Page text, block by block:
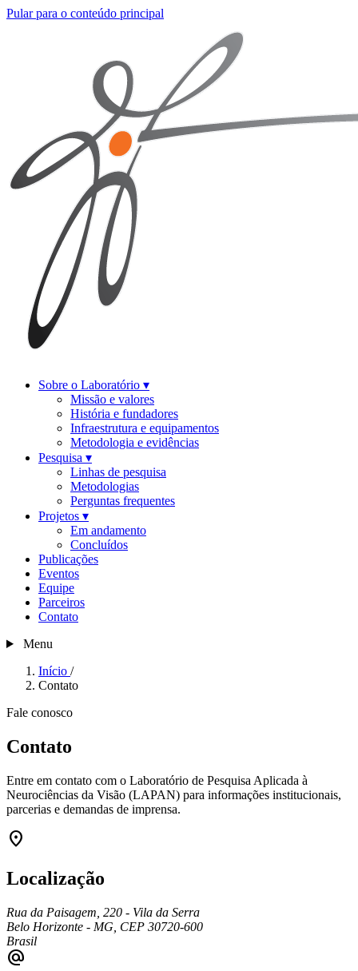
Pular para o conteúdo principal
Sobre o Laboratório ▾
Missão e valores
História e fundadores
Infraestrutura e equipamentos
Metodologia e evidências
Pesquisa ▾
Linhas de pesquisa
Metodologias
Perguntas frequentes
Projetos ▾
Em andamento
Concluídos
Publicações
Eventos
Equipe
Parceiros
Contato
Menu
Início /
Contato
Fale conosco
Contato
Entre em contato com o Laboratório de Pesquisa Aplicada à
Neurociências da Visão (LAPAN) para informações institucionais,
parcerias e demandas de imprensa.
location_on
Localização
Rua da Paisagem, 220 - Vila da Serra
Belo Horizonte - MG, CEP 30720-600
Brasil
alternate_email